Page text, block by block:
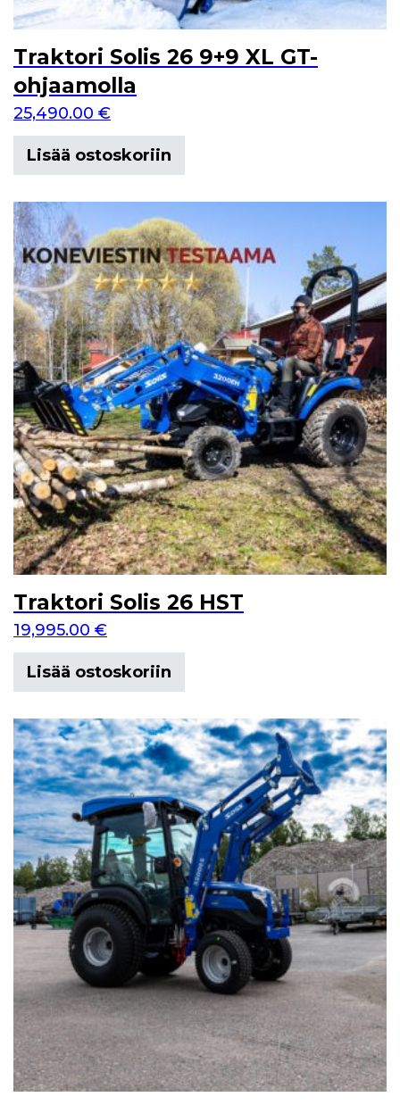
Traktori Solis 26 9+9 XL GT-
ohjaamolla
25,490.00 €
Lisää ostoskoriin
Traktori Solis 26 HST
19,995.00 €
Lisää ostoskoriin